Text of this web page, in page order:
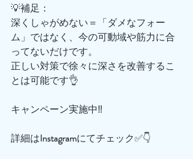
💡補足：
深くしゃがめない＝「ダメなフォー
ム」ではなく、今の可動域や筋力に合
ってないだけです。
正しい対策で徐々に深さを改善するこ
とは可能です👌
キャンペーン実施中‼️
詳細はInstagramにてチェック✅👇